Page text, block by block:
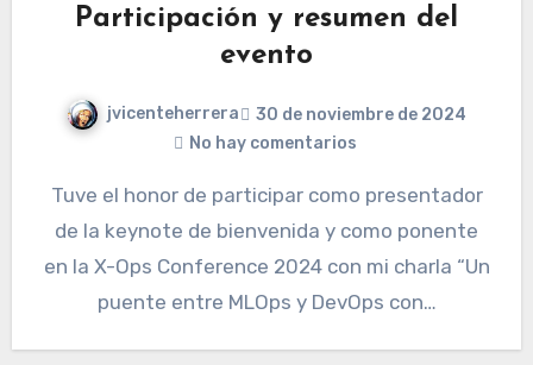
Participación y resumen del
evento
jvicenteherrera
30 de noviembre de 2024
No hay comentarios
Tuve el honor de participar como presentador
de la keynote de bienvenida y como ponente
en la X-Ops Conference 2024 con mi charla “Un
puente entre MLOps y DevOps con…